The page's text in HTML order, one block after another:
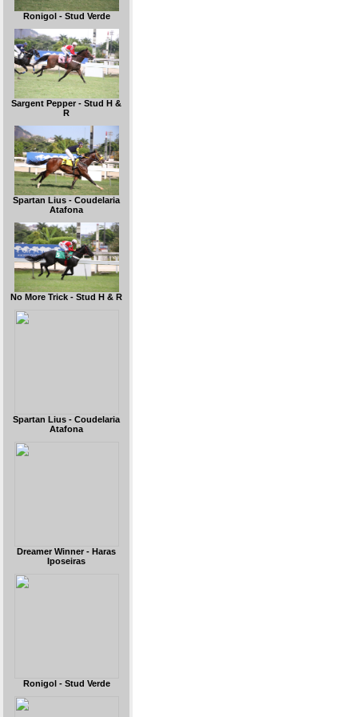
Ronigol - Stud Verde
Sargent Pepper - Stud H &
R
Spartan Lius - Coudelaria
Atafona
No More Trick - Stud H & R
Spartan Lius - Coudelaria
Atafona
Dreamer Winner - Haras
Iposeiras
Ronigol - Stud Verde